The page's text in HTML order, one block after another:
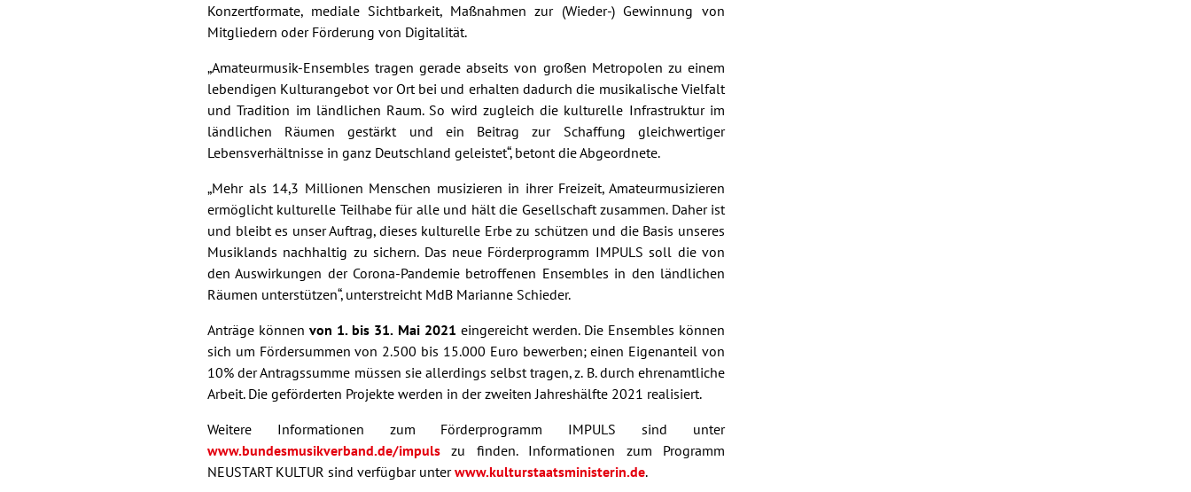
Konzertformate, mediale Sichtbarkeit, Maßnahmen zur (Wieder-) Gewinnung von
Mitgliedern oder Förderung von Digitalität.
„Amateurmusik-Ensembles tragen gerade abseits von großen Metropolen zu einem
lebendigen Kulturangebot vor Ort bei und erhalten dadurch die musikalische Vielfalt
und Tradition im ländlichen Raum. So wird zugleich die kulturelle Infrastruktur im
ländlichen Räumen gestärkt und ein Beitrag zur Schaffung gleichwertiger
Lebensverhältnisse in ganz Deutschland geleistet“, betont die Abgeordnete.
„Mehr als 14,3 Millionen Menschen musizieren in ihrer Freizeit, Amateurmusizieren
ermöglicht kulturelle Teilhabe für alle und hält die Gesellschaft zusammen. Daher ist
und bleibt es unser Auftrag, dieses kulturelle Erbe zu schützen und die Basis unseres
Musiklands nachhaltig zu sichern. Das neue Förderprogramm IMPULS soll die von
den Auswirkungen der Corona-Pandemie betroffenen Ensembles in den ländlichen
Räumen unterstützen“, unterstreicht MdB Marianne Schieder.
Anträge könnenvon 1. bis 31. Mai 2021 eingereicht werden. Die Ensembles können
sich um Fördersummen von 2.500 bis 15.000 Euro bewerben; einen Eigenanteil von
10% der Antragssumme müssen sie allerdings selbst tragen, z. B. durch ehrenamtliche
Arbeit. Die geförderten Projekte werden in der zweiten Jahreshälfte 2021 realisiert.
Weitere Informationen zum Förderprogramm IMPULS sind unter
www.bundesmusikverband.de/impuls zu finden. Informationen zum Programm
NEUSTART KULTUR sind verfügbar unterwww.kulturstaatsministerin.de.